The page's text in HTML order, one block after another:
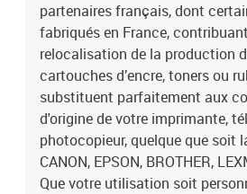
partenaires français, dont
fabriqués en France,
relocalisation de la production
cartouches d’encre, toners ou
substituent parfaitement aux
d'origine de votre imprimante,
photocopieur, quelque que soit
CANON, EPSON, BROTHER,
Que votre utilisation soit